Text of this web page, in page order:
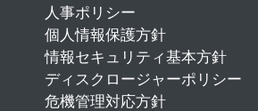
人事ポリシー
個人情報保護方針
情報セキュリティ基本方針
ディスクロージャーポリシー
危機管理対応方針